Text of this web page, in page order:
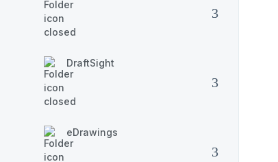
DraftSight
eDrawings